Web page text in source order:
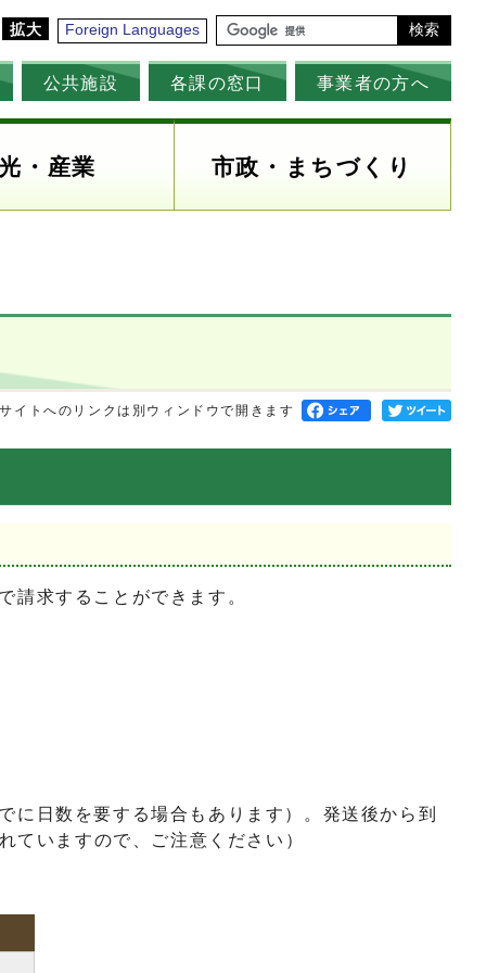
拡大 Foreign Languages 検索
公共施設 各課の窓口 事業者の方へ
・産業 市政・まちづくり
イトへのリンクは別ウィンドウで開きます
請求することができます。
日数を要する場合もあります）。発送後から到
いますので、ご注意ください）